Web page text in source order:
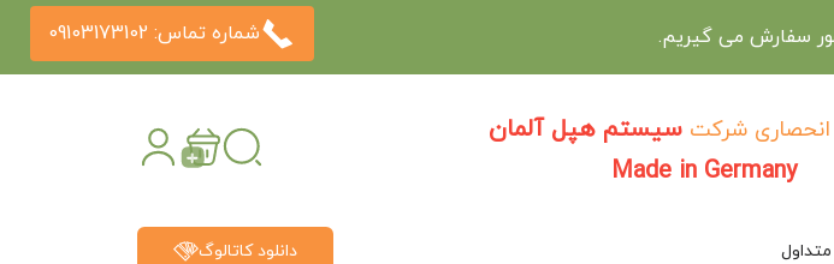
سفارش می گیریم.
انحصاری شرکت سیستم هپل آلمان
Made in Germany
دانلود کاتالوگ
شماره تماس: 09103173102